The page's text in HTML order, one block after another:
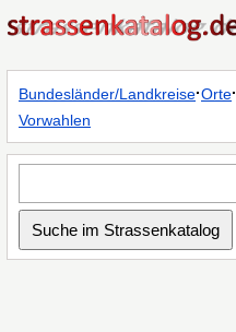
Bundesländer/Landkreise·Orte·
Vorwahlen